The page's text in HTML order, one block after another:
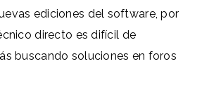
ediciones del software, por
directo es difícil de
buscando soluciones en foros